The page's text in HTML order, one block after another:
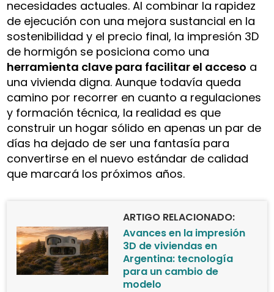
necesidades actuales. Al combinar la rapidez
de ejecución con una mejora sustancial en la
sostenibilidad y el precio final, la impresión 3D
de hormigón se posiciona como una
herramienta clave para facilitar el acceso a
una vivienda digna. Aunque todavía queda
camino por recorrer en cuanto a regulaciones
y formación técnica, la realidad es que
construir un hogar sólido en apenas un par de
días ha dejado de ser una fantasía para
convertirse en el nuevo estándar de calidad
que marcará los próximos años.
ARTIGO RELACIONADO:
Avances en la impresión
3D de viviendas en
Argentina: tecnología
para un cambio de
modelo